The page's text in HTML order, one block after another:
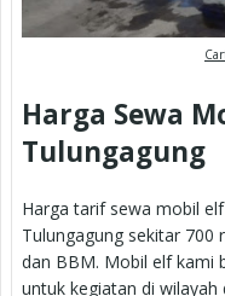
Harga Sewa
Tulungagung
Harga tarif sewa mobil
Tulungagung sekitar 700
dan BBM. Mobil elf kami
untuk kegiatan di